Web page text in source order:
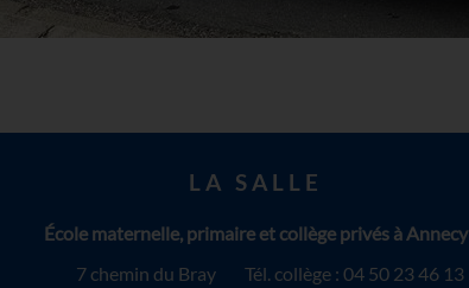
LA SALLE
École maternelle, primaire et collège privés à Annecy
7 chemin du Bray
Tél. collège : 04 50 23 46 13